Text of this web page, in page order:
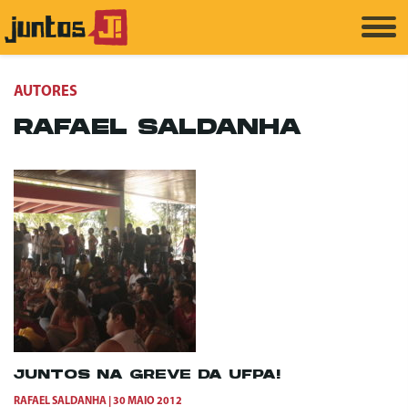
AUTORES
RAFAEL SALDANHA
JUNTOS NA GREVE DA UFPA!
RAFAEL SALDANHA 30 MAIO 2012